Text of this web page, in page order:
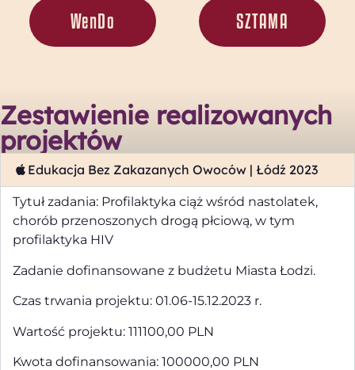
WenDo SZTAMA
Zestawienie realizowanych
projektów
Edukacja Bez Zakazanych Owoców | Łódź 2023
Tytuł zadania: Profilaktyka ciąż wśród nastolatek,
chorób przenoszonych drogą płciową, w tym
profilaktyka HIV
Zadanie dofinansowane z budżetu Miasta Łodzi.
Czas trwania projektu: 01.06-15.12.2023 r.
Wartość projektu: 111100,00 PLN
Kwota dofinansowania: 100000,00 PLN